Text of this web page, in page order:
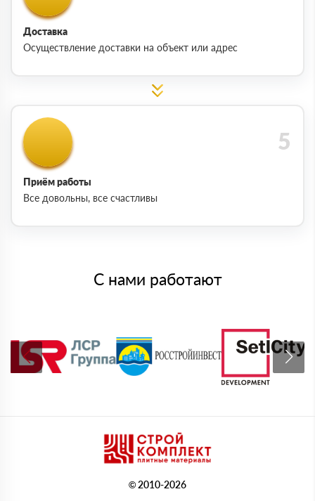
Доставка
Осуществление доставки на объект или адрес
Приём работы
Все довольны, все счастливы
С нами работают
© 2010-2026